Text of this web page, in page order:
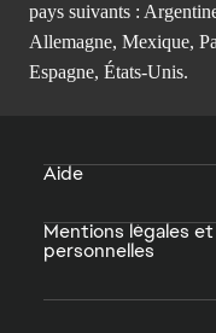
pays suivants :
Allemagne, Mexique,
Espagne, États-Unis.
Aide
Mentions légales
personnelles